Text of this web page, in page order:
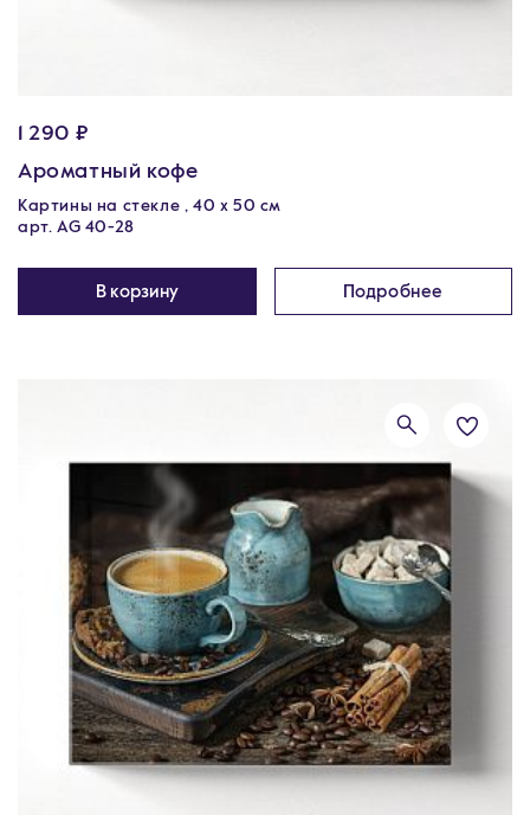
1 290 ₽
Ароматный кофе
Картины на стекле , 40 х 50 см
арт. AG 40-28
В корзину Подробнее